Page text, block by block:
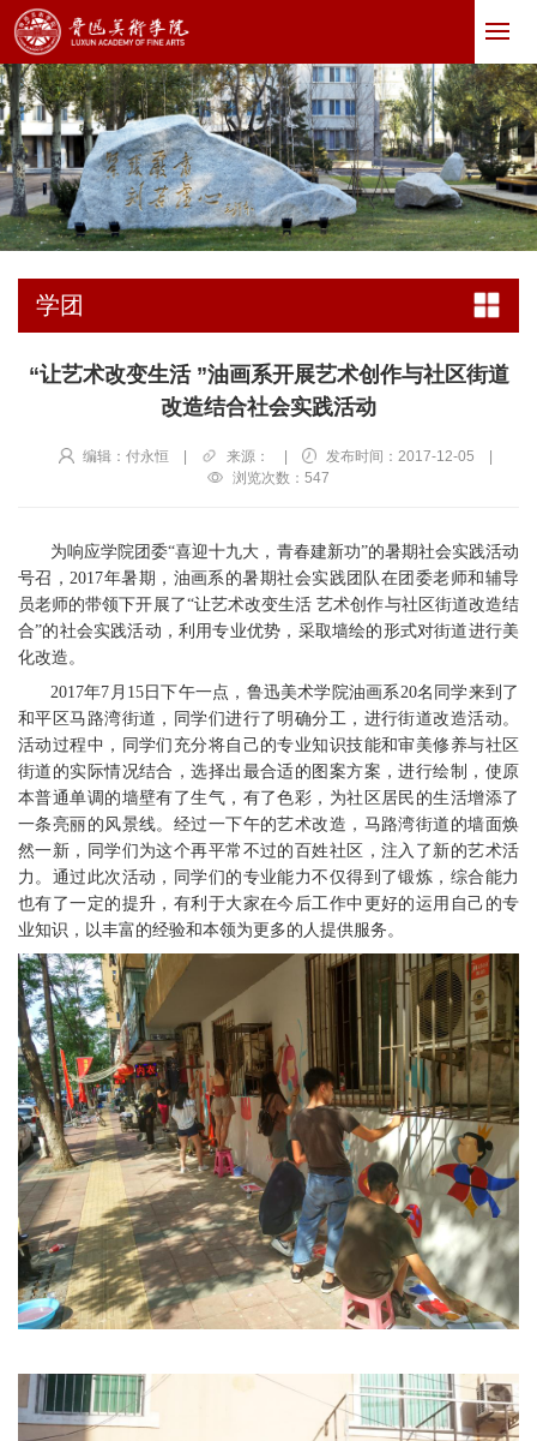
学团
“让艺术改变生活 ”油画系开展艺术创作与社区街道
改造结合社会实践活动
编辑：付永恒 | 来源： | 发布时间：2017-12-05
|
浏览次数： 547
为响应学院团委“喜迎十九大，青春建新功”的暑期社会实践活动
号召，2017年暑期，油画系的暑期社会实践团队在团委老师和辅导
员老师的带领下开展了“让艺术改变生活 艺术创作与社区街道改造结
合”的社会实践活动，利用专业优势，采取墙绘的形式对街道进行美
化改造。
2017年7月15日下午一点，鲁迅美术学院油画系20名同学来到了
和平区马路湾街道，同学们进行了明确分工，进行街道改造活动。
活动过程中，同学们充分将自己的专业知识技能和审美修养与社区
街道的实际情况结合，选择出最合适的图案方案，进行绘制，使原
本普通单调的墙壁有了生气，有了色彩，为社区居民的生活增添了
一条亮丽的风景线。经过一下午的艺术改造，马路湾街道的墙面焕
然一新，同学们为这个再平常不过的百姓社区，注入了新的艺术活
力。通过此次活动，同学们的专业能力不仅得到了锻炼，综合能力
也有了一定的提升，有利于大家在今后工作中更好的运用自己的专
业知识，以丰富的经验和本领为更多的人提供服务。